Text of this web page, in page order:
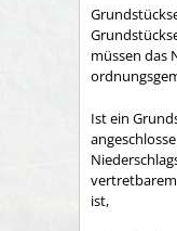
müssen das
Ist ein
ist,